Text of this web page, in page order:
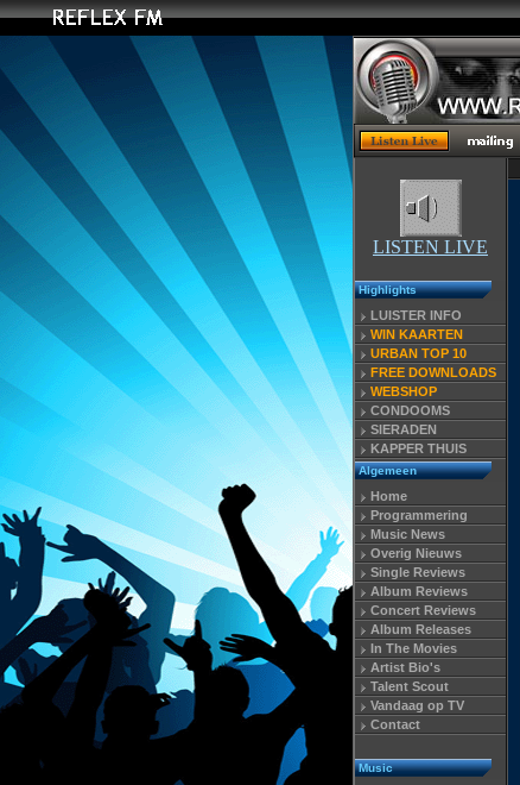
LISTEN LIVE
Highlights
LUISTER INFO
WIN KAARTEN
URBAN TOP 10
FREE DOWNLOADS
WEBSHOP
CONDOOMS
SIERADEN
KAPPER THUIS
Algemeen
Home
Programmering
Music News
Overig Nieuws
Single Reviews
Album Reviews
Concert Reviews
Album Releases
In The Movies
Artist Bio's
Talent Scout
Vandaag op TV
Contact
Music